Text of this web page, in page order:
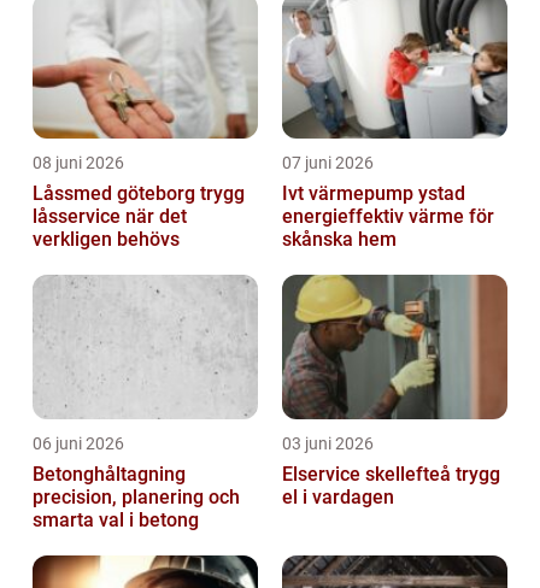
08 juni 2026
Låssmed göteborg trygg
låsservice när det
verkligen behövs
07 juni 2026
Ivt värmepump ystad
energieffektiv värme för
skånska hem
06 juni 2026
Betonghåltagning
precision, planering och
smarta val i betong
03 juni 2026
Elservice skellefteå trygg
el i vardagen